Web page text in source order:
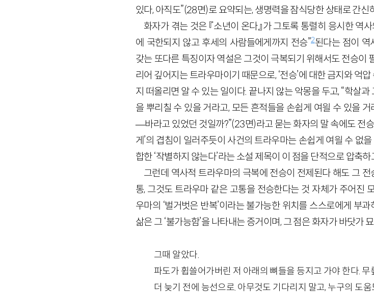
있다, 아직도”(28면)로 요약되는, 생명력을 잠식당한 상태로 간
화자가 겪는 것은 『소년이 온다』가 그토록 통렬히 응시한 역
에 국한되지 않고 후세의 사람들에게까지 전승”2된다는 점이 역
갖는 또다른 특징이자 역설은 그것이 극복되기 위해서도 전승이
리어 깊어지는 트라우마이기 때문으로, ‘전승’에 대한 금지와 억
지 떠올리면 알 수 있는 일이다. 끝나지 않는 악몽을 두고, “학살
을 뿌리칠 수 있을 거라고, 모든 흔적들을 손쉽게 여읠 수 있을
—바라고 있었던 것일까?”(23면)라고 묻는 화자의 말 속에도 전승
게’의 겹침이 일러주듯이 사건의 트라우마는 손쉽게 여읠 수 없
합한 ‘작별하지 않는다’라는 소설 제목이 이 점을 단적으로 압축하
그런데 역사적 트라우마의 극복에 전승이 전제된다 해도 그
통, 그것도 트라우마 같은 고통을 전승한다는 것 자체가 주어진
우마의 ‘벌거벗은 반복’이라는 불가능한 위치를 스스로에게 부
삶은 그 ‘불가능함’을 나타내는 증거이며, 그 점은 화자가 바닷가
그때 알았다.
파도가 휩쓸어가버린 저 아래의 뼈들을 등지고 가야 한다.
더 늦기 전에 능선으로. 아무것도 기다리지 말고, 누구의 도